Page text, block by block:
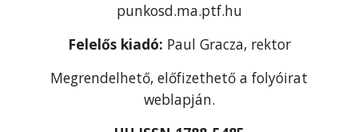
punkosd.ma.ptf.hu
Felelős kiadó: Paul Gracza, rektor
Megrendelhető, előfizethető a folyóirat
weblapján.